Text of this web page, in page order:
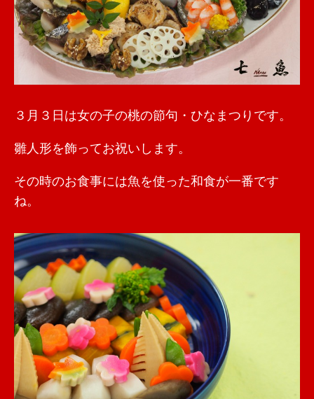
３月３日は女の子の桃の節句・ひなまつりです。
雛人形を飾ってお祝いします。
その時のお食事には魚を使った和食が一番です
ね。